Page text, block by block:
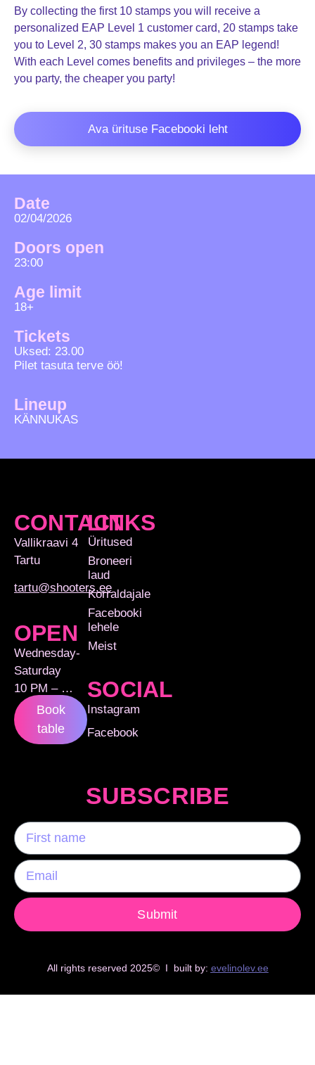
By collecting the first 10 stamps you will receive a
personalized EAP Level 1 customer card, 20 stamps take
you to Level 2, 30 stamps makes you an EAP legend!
With each Level comes benefits and privileges – the more
you party, the cheaper you party!
Ava ürituse Facebooki leht
Date
02/04/2026
Doors open
23:00
Age limit
18+
Tickets
Uksed: 23.00
Pilet tasuta terve öö!
Lineup
KÄNNUKAS
CONTACT
Vallikraavi 4
Tartu
tartu@shooters.ee
OPEN
Wednesday-
Saturday
10 PM – …
Book
table
LINKS
Üritused
Broneeri
laud
Korraldajale
Facebooki
lehele
Meist
SOCIAL
Instagram
Facebook
SUBSCRIBE
Submit
All rights reserved 2025© I built by: evelinolev.ee